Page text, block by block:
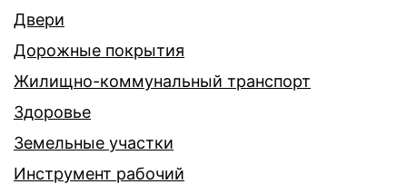
Двери
Дорожные покрытия
Жилищно-коммунальный транспорт
Здоровье
Земельные участки
Инструмент рабочий